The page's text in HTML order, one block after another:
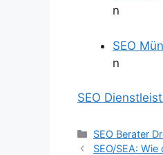
n
SEO
n
SEO
Kategorien
SEO Berater
SEO/SEA: